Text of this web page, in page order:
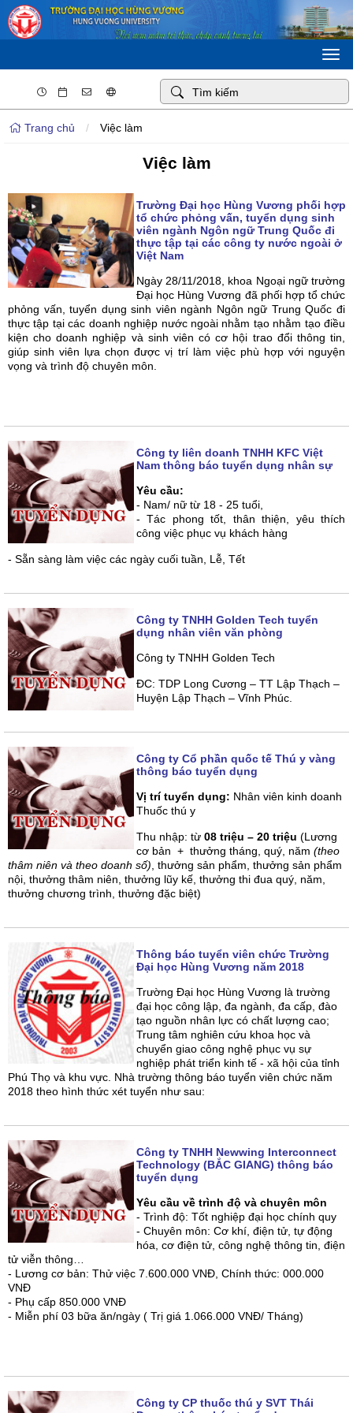
Trang chủ / Việc làm
Việc làm
Trường Đại học Hùng Vương phối hợp
tổ chức phỏng vấn, tuyển dụng sinh
viên ngành Ngôn ngữ Trung Quốc đi
thực tập tại các công ty nước ngoài ở
Việt Nam
Ngày 28/11/2018, khoa Ngoại ngữ trường
Đại học Hùng Vương đã phối hợp tổ chức
phỏng vấn, tuyển dụng sinh viên ngành Ngôn ngữ Trung Quốc đi
thực tập tại các doanh nghiệp nước ngoài nhằm tạo nhằm tạo điều
kiện cho doanh nghiệp và sinh viên có cơ hội trao đổi thông tin,
giúp sinh viên lựa chọn được vị trí làm việc phù hợp với nguyện
vọng và trình độ chuyên môn.
Công ty liên doanh TNHH KFC Việt
Nam thông báo tuyển dụng nhân sự
Yêu cầu:
- Nam/ nữ từ 18 - 25 tuổi,
- Tác phong tốt, thân thiện, yêu thích
công việc phục vụ khách hàng
- Sẵn sàng làm việc các ngày cuối tuần, Lễ, Tết
Công ty TNHH Golden Tech tuyển
dụng nhân viên văn phòng
Công ty TNHH Golden Tech
ĐC: TDP Long Cương – TT Lập Thạch –
Huyện Lập Thạch – Vĩnh Phúc.
Công ty Cổ phần quốc tế Thú y vàng
thông báo tuyển dụng
Vị trí tuyển dụng: Nhân viên kinh doanh
Thuốc thú y
Thu nhập: từ 08 triệu – 20 triệu (Lương
cơ bản + thưởng tháng, quý, năm (theo
thâm niên và theo doanh số) , thưởng sản phẩm, thưởng sản phẩm
nội, thưởng thâm niên, thưởng lũy kế, thưởng thi đua quý, năm,
thưởng chương trình, thưởng đặc biệt)
Thông báo tuyển viên chức Trường
Đại học Hùng Vương năm 2018
Trường Đại học Hùng Vương là trường
đại học công lập, đa ngành, đa cấp, đào
tạo nguồn nhân lực có chất lượng cao;
Trung tâm nghiên cứu khoa học và
chuyển giao công nghệ phục vụ sự
nghiệp phát triển kinh tế - xã hội của tỉnh
Phú Thọ và khu vực. Nhà trường thông báo tuyển viên chức năm
2018 theo hình thức xét tuyển như sau:
Công ty TNHH Newwing Interconnect
Technology (BẮC GIANG) thông báo
tuyển dụng
Yêu cầu về trình độ và chuyên môn
- Trình độ: Tốt nghiệp đại học chính quy
- Chuyên môn: Cơ khí, điện tử, tự động
hóa, cơ điện tử, công nghệ thông tin, điện
tử viễn thông…
- Lương cơ bản: Thử việc 7.600.000 VNĐ, Chính thức: 000.000
VNĐ
- Phụ cấp 850.000 VNĐ
- Miễn phí 03 bữa ăn/ngày ( Trị giá 1.066.000 VNĐ/ Tháng)
Công ty CP thuốc thú y SVT Thái